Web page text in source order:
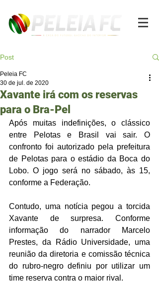
Post
Xavante irá com os reservas
para o Bra-Pel
Peleia FC
30 de jul. de 2020
Após muitas indefinições, o clássico
entre Pelotas e Brasil vai sair. O
confronto foi autorizado pela prefeitura
de Pelotas para o estádio da Boca do
Lobo. O jogo será no sábado, às 15,
conforme a Federação.
Contudo, uma notícia pegou a torcida
Xavante de surpresa. Conforme
informação do narrador Marcelo
Prestes, da Rádio Universidade, uma
reunião da diretoria e comissão técnica
do rubro-negro definiu por utilizar um
time reserva contra o maior rival.